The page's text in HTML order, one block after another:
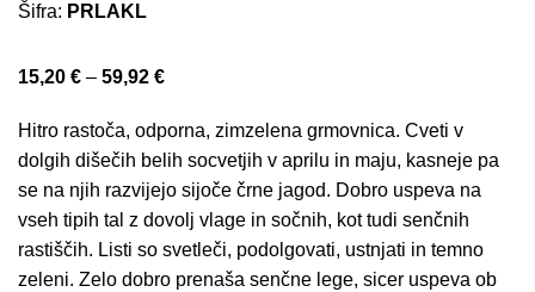
Šifra: PRLAKL
15,20 € – 59,92 €
Hitro rastoča, odporna, zimzelena grmovnica. Cveti v
dolgih dišečih belih socvetjih v aprilu in maju, kasneje pa
se na njih razvijejo sijoče črne jagod. Dobro uspeva na
vseh tipih tal z dovolj vlage in sočnih, kot tudi senčnih
rastiščih. Listi so svetleči, podolgovati, ustnjati in temno
zeleni. Zelo dobro prenaša senčne lege, sicer uspeva ob